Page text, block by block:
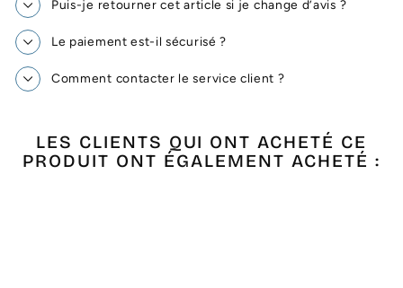
Puis-je retourner cet article si je change d’avis ?
Le paiement est-il sécurisé ?
Comment contacter le service client ?
LES CLIENTS QUI ONT ACHETÉ CE
PRODUIT ONT ÉGALEMENT ACHETÉ :